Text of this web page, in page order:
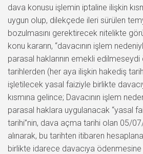
dava konusu işlemin iptaline ilişkin
uygun olup, dilekçede ileri sürülen
bozulmasını gerektirecek nitelikte
konu kararın, “davacının işlem
parasal haklarının emekli
tarihlerden (her aya ilişkin hakediş
işletilecek yasal faiziyle birlikte
kısmına gelince; Davacının işlem
parasal haklara uygulanacak “yasal
tarihi”nin, dava açma tarihi olan 05/
alınarak, bu tarihten itibaren
birlikte idarece davacıya